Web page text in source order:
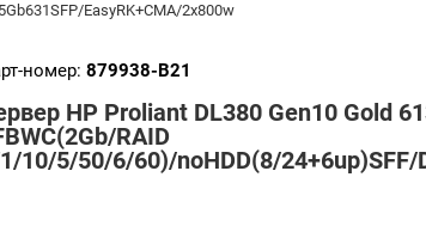
EasyRK+CMA/2x800w
номер: 879938-B21
HP Proliant DL380 Gen10 Gold
RAID
10/5/50/6/60)/noHDD(8/24+6up)SFF/